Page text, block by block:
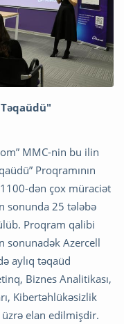
MMC-nin bu ilin
Proqramının
dən çox müraciət
sonunda 25 tələbə
Proqram qalibi
sonunadək Azercell
aylıq təqaüd
Biznes Analitikası,
Kibertəhlükəsizlik
elan edilmişdir.